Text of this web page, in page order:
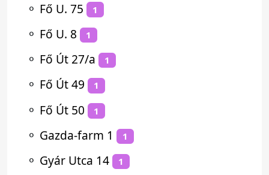
⚬ Fő U. 75 1
⚬ Fő U. 8 1
⚬ Fő Út 27/a 1
⚬ Fő Út 49 1
⚬ Fő Út 50 1
⚬ Gazda-farm 1 1
⚬ Gyár Utca 14 1